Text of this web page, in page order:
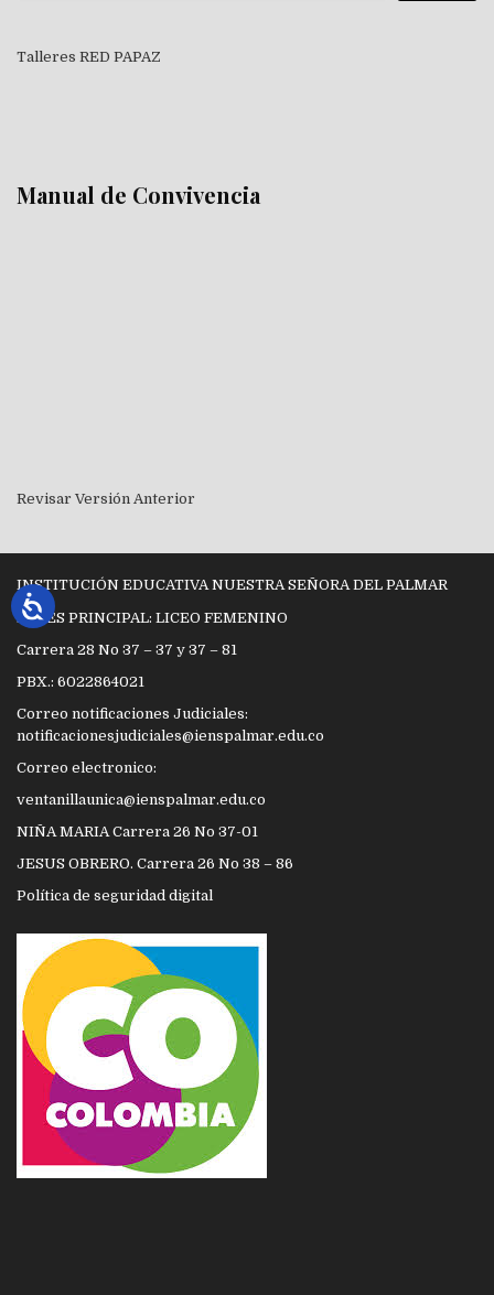
Talleres RED PAPAZ
Manual de Convivencia
Revisar Versión Anterior
INSTITUCIÓN EDUCATIVA NUESTRA SEÑORA DEL PALMAR
SEDES PRINCIPAL: LICEO FEMENINO
Carrera 28 No 37 – 37 y 37 – 81
PBX.: 6022864021
Correo notificaciones Judiciales:
notificacionesjudiciales@ienspalmar.edu.co
Correo electronico:
ventanillaunica@ienspalmar.edu.co
NIÑA MARIA Carrera 26 No 37-01
JESUS OBRERO. Carrera 26 No 38 – 86
Política de seguridad digital